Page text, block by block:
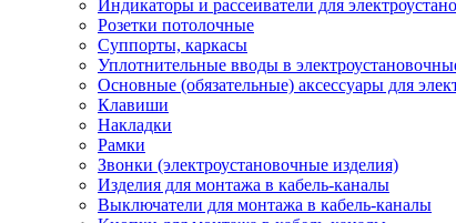
Индикаторы и рассеиватели для
Розетки потолочные
Суппорты, каркасы
Уплотнительные вводы в
Основные (обязательные) аксессуары для
Клавиши
Накладки
Рамки
Звонки (электроустановочные изделия)
Изделия для монтажа в кабель-каналы
Выключатели для монтажа в кабель-каналы